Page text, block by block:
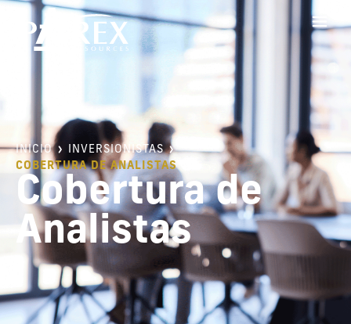
INICIO
INVERSIONISTAS
COBERTURA DE ANALISTAS
Cobertura de
Analistas